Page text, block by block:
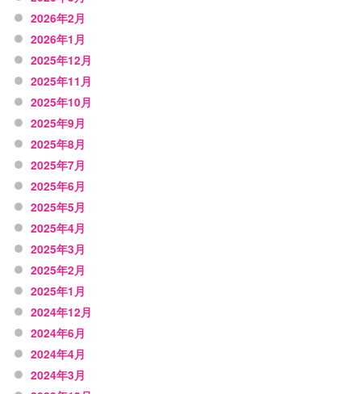
2026年2月
2026年1月
2025年12月
2025年11月
2025年10月
2025年9月
2025年8月
2025年7月
2025年6月
2025年5月
2025年4月
2025年3月
2025年2月
2025年1月
2024年12月
2024年6月
2024年4月
2024年3月